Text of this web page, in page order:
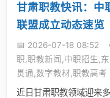
甘肃职教快讯：中
联盟成立动态速览
📅 2026-07-18 08:52
职,职教新闻,中职招生,
贯通,数字教材,职教高考
近日甘肃职教领域迎来